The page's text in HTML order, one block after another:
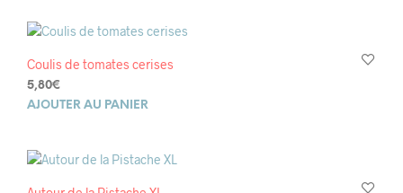
Coulis de tomates cerises
5,80€
AJOUTER AU PANIER